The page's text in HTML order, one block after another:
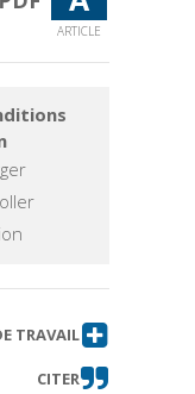
ARTICLE
TRAVAIL
CITER